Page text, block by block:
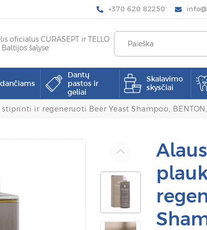
+370 620 82250
oficialus CURASEPT ir TELLO
šalyse
Dantų
pastos ir
geliai
Skalavimo
skysčiai
ir regeneruoti Beer Yeast Shampoo,